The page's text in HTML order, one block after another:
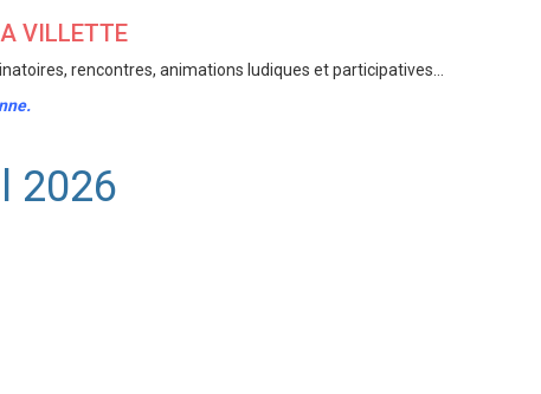
VILLETTE
rencontres, animations ludiques et participatives…
2026